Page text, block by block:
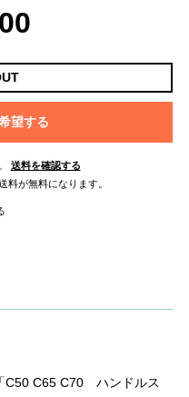
望する
送料を確認する
料が無料になります。
「C50 C65 C70 ハンドルス